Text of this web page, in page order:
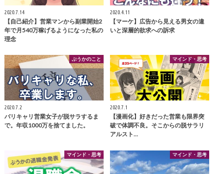
2020.7.14
【自己紹介】営業マンから副業開始2
年で月540万稼げるようになった私の
理念
2020.4.11
【マーケ】広告から見える男女の違
いと深層的欲求への訴求
ぷうかのこと
2020.7.2
バリキャリ営業女子が脱サラするま
で。年収1000万を捨てました。
マインド・思考
2020.7.1
【漫画化】好きだった営業も限界突
破で体調不良。そこからの脱サラリ
アルスト…
マインド・思考 マインド・思考